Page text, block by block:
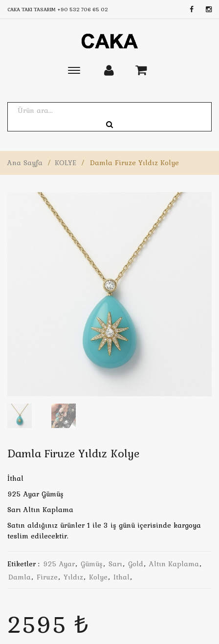
CAKA TAKI TASARIM +90 532 706 65 02
Toggle
Ana Sayfa / KOLYE / Damla Firuze Yıldız Kolye
Damla Firuze Yıldız Kolye
İthal
925 Ayar Gümüş
Sarı Altın Kaplama
Satın aldığınız ürünler 1 ile 3 iş günü içerisinde kargoya
teslim edilecektir.
Etiketler : 925 Ayar, Gümüş, Sarı, Gold, Altın Kaplama,
Damla, Firuze, Yıldız, Kolye, Ithal,
2595 ₺